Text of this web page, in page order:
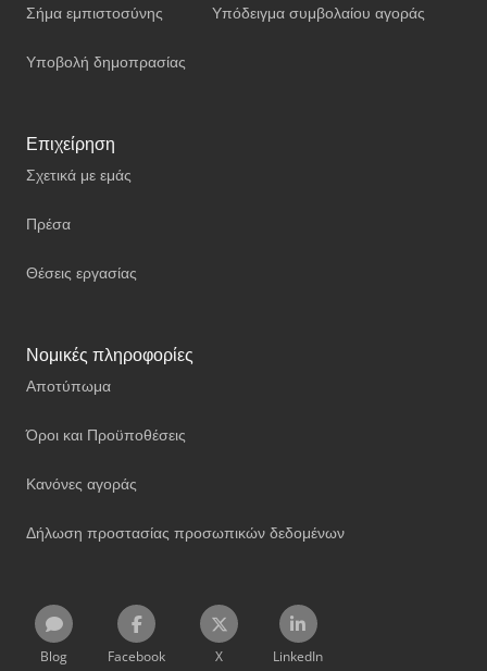
Σήμα εμπιστοσύνης
Υποβολή δημοπρασίας
Υπόδειγμα συμβολαίου αγοράς
Επιχείρηση
Σχετικά με εμάς
Πρέσα
Θέσεις εργασίας
Νομικές πληροφορίες
Αποτύπωμα
Όροι και Προϋποθέσεις
Κανόνες αγοράς
Δήλωση προστασίας προσωπικών δεδομένων
Blog Facebook X LinkedIn